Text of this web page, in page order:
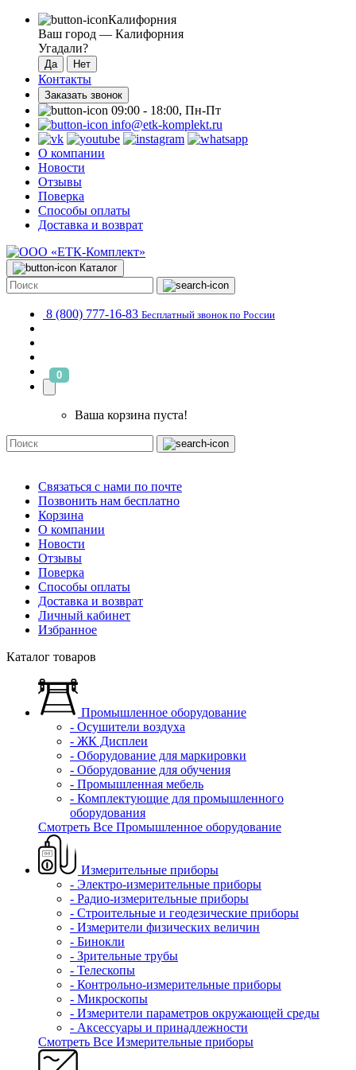
Калифорния
Ваш город — Калифорния
Угадали?
Контакты
Заказать звонок
09:00 - 18:00, Пн-Пт
info@etk-komplekt.ru
О компании
Новости
Отзывы
Поверка
Способы оплаты
Доставка и возврат
Каталог
8 (800) 777-16-83 Бесплатный звонок по России
0
Ваша корзина пуста!
Связаться с нами по почте
Позвонить нам бесплатно
Корзина
О компании
Новости
Отзывы
Поверка
Способы оплаты
Доставка и возврат
Личный кабинет
Избранное
Каталог товаров
Промышленное оборудование
- Осушители воздуха
- ЖК Дисплеи
- Оборудование для маркировки
- Оборудование для обучения
- Промышленная мебель
- Комплектующие для промышленного
оборудования
Смотреть Все Промышленное оборудование
Измерительные приборы
- Электро-измерительные приборы
- Радио-измерительные приборы
- Строительные и геодезические приборы
- Измерители физических величин
- Бинокли
- Зрительные трубы
- Телескопы
- Контрольно-измерительные приборы
- Микроскопы
- Измерители параметров окружающей среды
- Аксессуары и принадлежности
Смотреть Все Измерительные приборы